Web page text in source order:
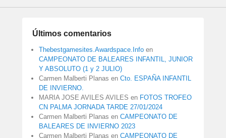
Últimos comentarios
Thebestgamesites.Awardspace.Info en
CAMPEONATO DE BALEARES INFANTIL, JUNIOR
Y ABSOLUTO (1 y 2 JULIO)
Carmen Malberti Planas en Cto. ESPAÑA INFANTIL
DE INVIERNO.
MARIA JOSE AVILES AVILES en FOTOS TROFEO
CN PALMA JORNADA TARDE 27/01/2024
Carmen Malberti Planas en CAMPEONATO DE
BALEARES DE INVIERNO 2023
Carmen Malberti Planas en CAMPEONATO DE